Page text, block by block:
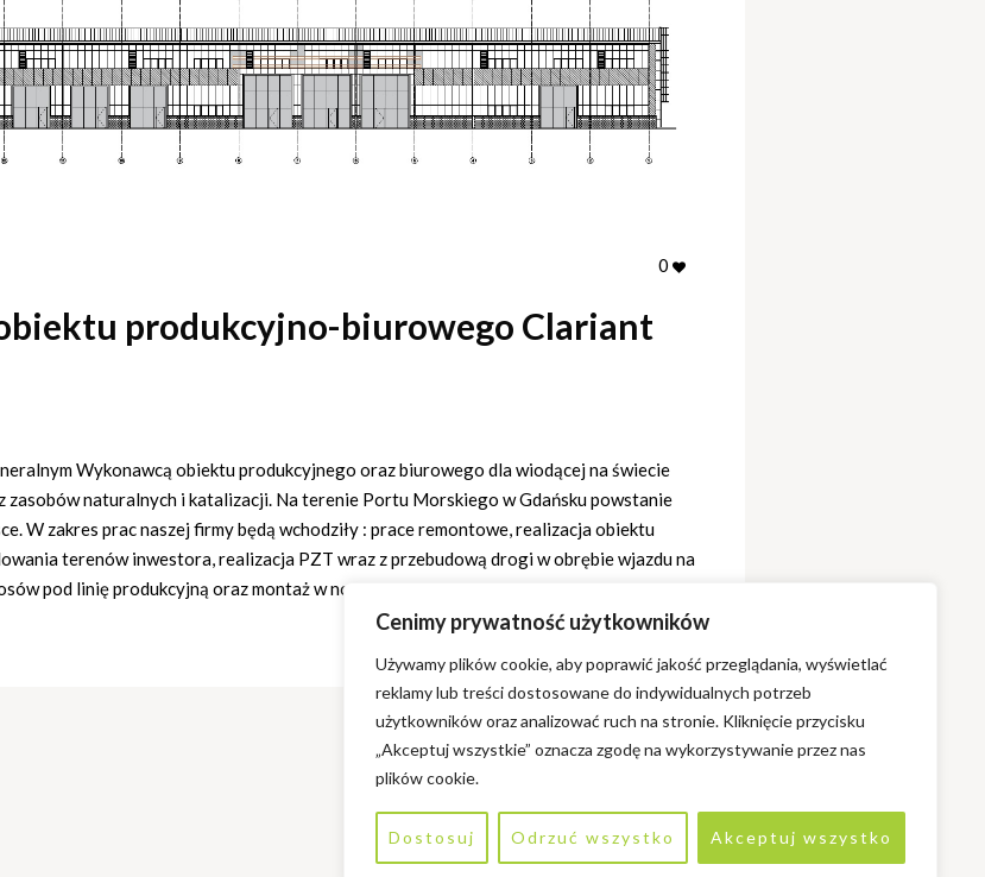
Cenimy prywatność użytkowników
Używamy plików cookie, aby poprawić jakość przeglądania, wyświetlać
reklamy lub treści dostosowane do indywidualnych potrzeb
użytkowników oraz analizować ruch na stronie. Kliknięcie przycisku
„Akceptuj wszystkie” oznacza zgodę na wykorzystywanie przez nas
plików cookie.
Dostosuj Odrzuć wszystko Akceptuj wszystko
0
produkcyjno-biurowego Clariant
Wykonawcą obiektu produkcyjnego oraz biurowego dla wiodącej na świecie
zasobów naturalnych i katalizacji. Na terenie Portu Morskiego w Gdańsku powstanie
W zakres prac naszej firmy będą wchodziły : prace remontowe, realizacja obiektu
terenów inwestora, realizacja PZT wraz z przebudową drogi w obrębie wjazdu na
pod linię produkcyjną oraz montaż w nowej hali.